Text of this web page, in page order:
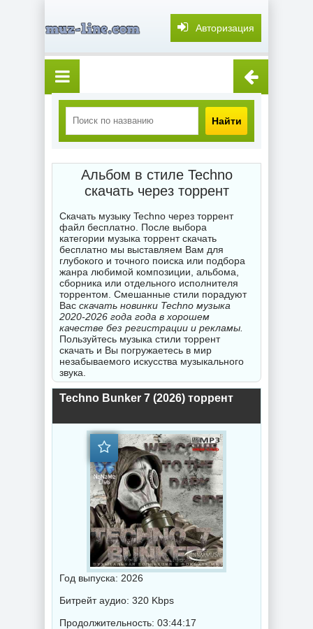
Авторизация
Найти
Альбом в стиле Techno
скачать через торрент
Скачать музыку Techno через торрент
файл бесплатно. После выбора
категории музыка торрент скачать
бесплатно мы выставляем Вам для
глубокого и точного поиска или подбора
жанра любимой композиции, альбома,
сборника или отдельного исполнителя
торрентом. Смешанные стили порадуют
Вас скачать новинки Techno музыка
2020-2026 года года в хорошем
качестве без регистрации и рекламы.
Пользуйтесь музыка стили торрент
скачать и Вы погружаетесь в мир
незабываемого искусства музыкального
звука.
Techno Bunker 7 (2026) торрент
Год выпуска: 2026
Битрейт аудио: 320 Kbps
Продолжительность: 03:44:17